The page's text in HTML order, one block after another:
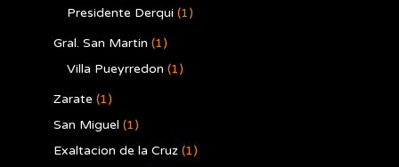
Presidente Derqui (1)
Gral. San Martin (1)
Villa Pueyrredon (1)
Zarate (1)
San Miguel (1)
Exaltacion de la Cruz (1)